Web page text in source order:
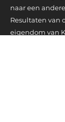
naar een
Resultaten van
eigendom van